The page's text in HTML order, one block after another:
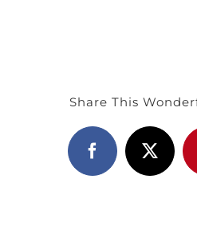
Share This
FacebookX